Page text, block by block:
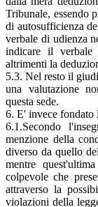
Tribunale, essendo
di autosufficienza
verbale di udienza
indicare il verbale
altrimenti la
5.3. Nel resto il
una valutazione
questa sede.
6. E' invece
6.1.Secondo
menzione della
diverso da quello
mentre
colpevole che
attraverso la
violazioni della